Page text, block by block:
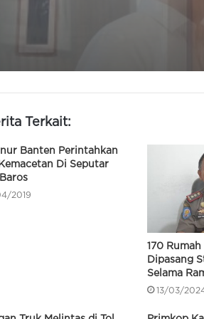
Terkait:
Banten Perintahkan
Di Seputar
2019
170
Dipasang
Selama
13/03/